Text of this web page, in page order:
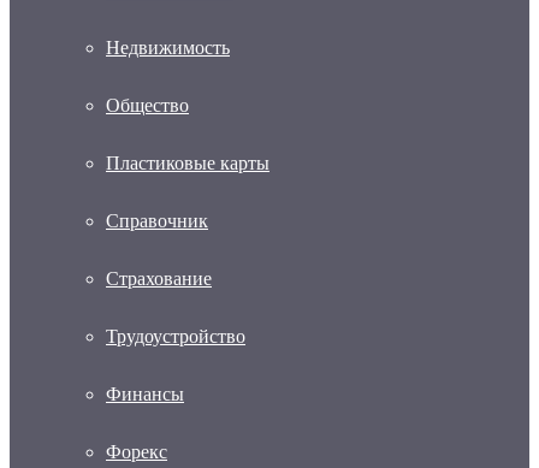
Недвижимость
Общество
Пластиковые карты
Справочник
Страхование
Трудоустройство
Финансы
Форекс